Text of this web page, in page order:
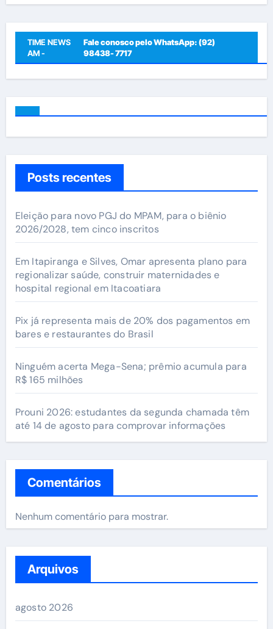
TIME NEWS
AM -
Fale conosco pelo WhatsApp: (92)
98438- 7717
Posts recentes
Eleição para novo PGJ do MPAM, para o biênio
2026/2028, tem cinco inscritos
Em Itapiranga e Silves, Omar apresenta plano para
regionalizar saúde, construir maternidades e
hospital regional em Itacoatiara
Pix já representa mais de 20% dos pagamentos em
bares e restaurantes do Brasil
Ninguém acerta Mega-Sena; prêmio acumula para
R$ 165 milhões
Prouni 2026: estudantes da segunda chamada têm
até 14 de agosto para comprovar informações
Comentários
Nenhum comentário para mostrar.
Arquivos
agosto 2026